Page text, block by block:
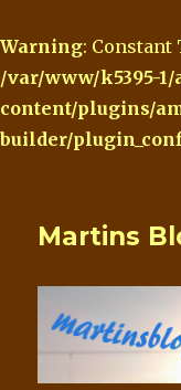
Warning: Constant
/var/www/k5395-
content/plugins/
builder/
Martins